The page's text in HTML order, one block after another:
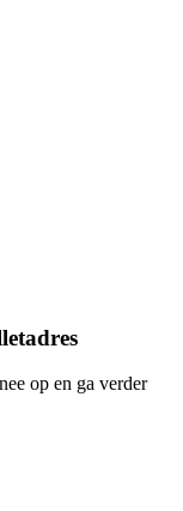
op en ga verder